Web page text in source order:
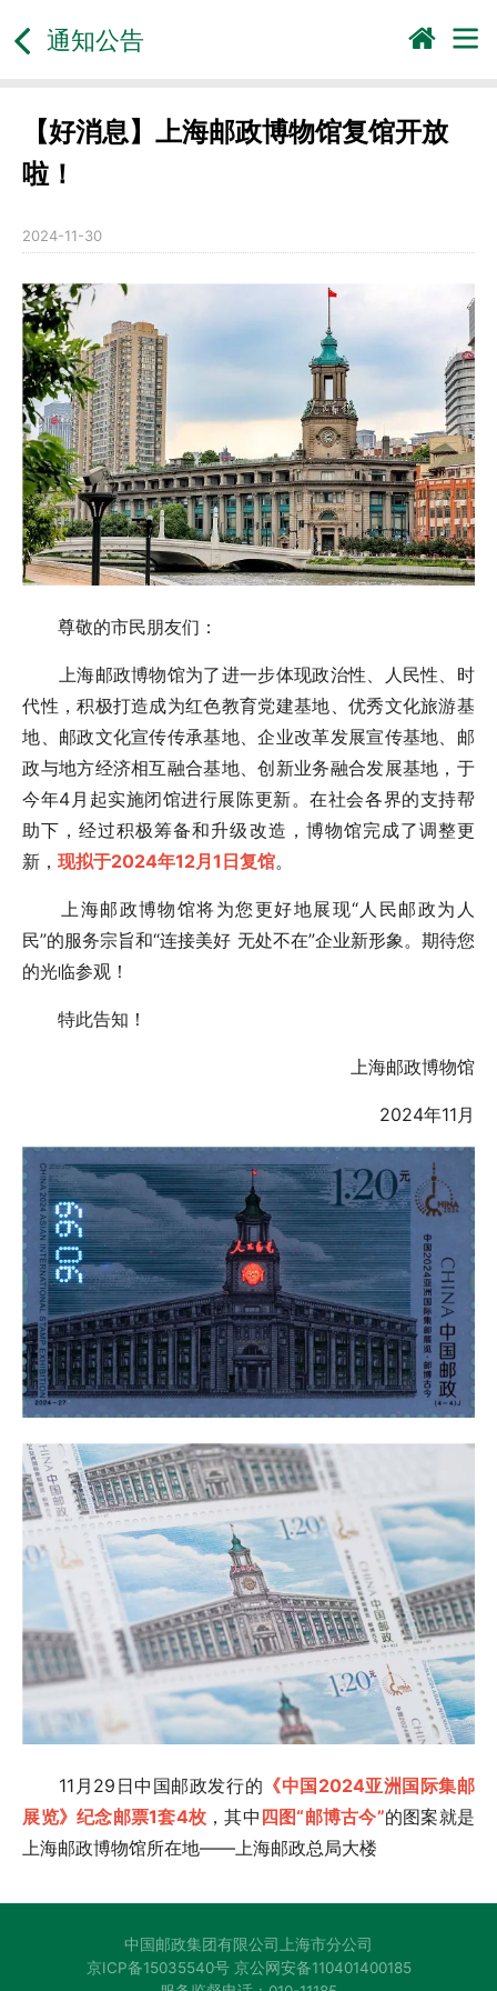
通知公告
【好消息】上海邮政博物馆复馆开放
啦！
2024-11-30
尊敬的市民朋友们：
上海邮政博物馆为了进一步体现政治性、人民性、时
代性，积极打造成为红色教育党建基地、优秀文化旅游基
地、邮政文化宣传传承基地、企业改革发展宣传基地、邮
政与地方经济相互融合基地、创新业务融合发展基地，于
今年4月起实施闭馆进行展陈更新。在社会各界的支持帮
助下，经过积极筹备和升级改造，博物馆完成了调整更
新，现拟于2024年12月1日复馆。
上海邮政博物馆将为您更好地展现“人民邮政为人
民”的服务宗旨和“连接美好 无处不在”企业新形象。期待您
的光临参观！
特此告知！
上海邮政博物馆
2024年11月
11月29日中国邮政发行的 《中国2024亚洲国际集邮
展览》纪念邮票1套4枚 ，其中 四图“邮博古今”的图案就是
上海邮政博物馆所在地——上海邮政总局大楼
中国邮政集团有限公司上海市分公司
京ICP备15035540号 京公网安备110401400185